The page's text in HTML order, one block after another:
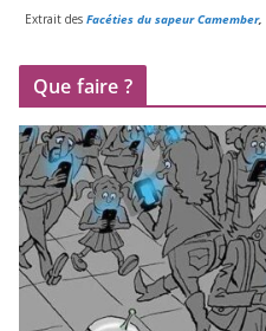
Extrait desFacéties du sapeur Camember,
Que faire ?